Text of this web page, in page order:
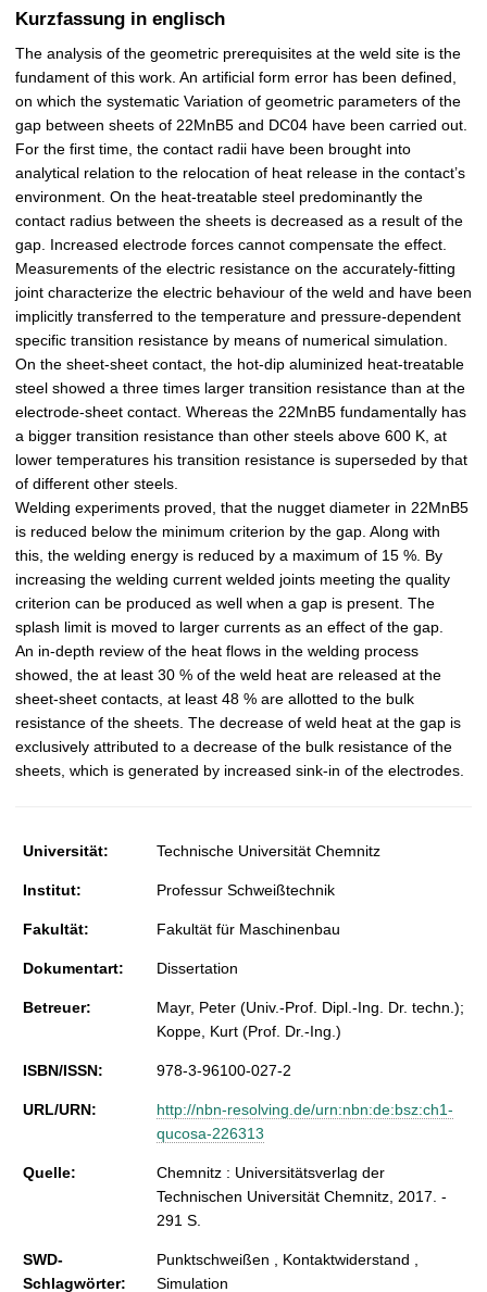
Kurzfassung in englisch
The analysis of the geometric prerequisites at the weld site is the
fundament of this work. An artificial form error has been defined,
on which the systematic Variation of geometric parameters of the
gap between sheets of 22MnB5 and DC04 have been carried out.
For the first time, the contact radii have been brought into
analytical relation to the relocation of heat release in the contact’s
environment. On the heat-treatable steel predominantly the
contact radius between the sheets is decreased as a result of the
gap. Increased electrode forces cannot compensate the effect.
Measurements of the electric resistance on the accurately-fitting
joint characterize the electric behaviour of the weld and have been
implicitly transferred to the temperature and pressure-dependent
specific transition resistance by means of numerical simulation.
On the sheet-sheet contact, the hot-dip aluminized heat-treatable
steel showed a three times larger transition resistance than at the
electrode-sheet contact. Whereas the 22MnB5 fundamentally has
a bigger transition resistance than other steels above 600 K, at
lower temperatures his transition resistance is superseded by that
of different other steels.
Welding experiments proved, that the nugget diameter in 22MnB5
is reduced below the minimum criterion by the gap. Along with
this, the welding energy is reduced by a maximum of 15 %. By
increasing the welding current welded joints meeting the quality
criterion can be produced as well when a gap is present. The
splash limit is moved to larger currents as an effect of the gap.
An in-depth review of the heat flows in the welding process
showed, the at least 30 % of the weld heat are released at the
sheet-sheet contacts, at least 48 % are allotted to the bulk
resistance of the sheets. The decrease of weld heat at the gap is
exclusively attributed to a decrease of the bulk resistance of the
sheets, which is generated by increased sink-in of the electrodes.
Universität: Technische Universität Chemnitz
Institut: Professur Schweißtechnik
Fakultät: Fakultät für Maschinenbau
Dokumentart: Dissertation
Betreuer:
Mayr, Peter (Univ.-Prof. Dipl.-Ing. Dr. techn.);
Koppe, Kurt (Prof. Dr.-Ing.)
ISBN/ISSN: 978-3-96100-027-2
URL/URN:
http://nbn-resolving.de/urn:nbn:de:bsz:ch1-
qucosa-226313
Quelle:
Chemnitz : Universitätsverlag der
Technischen Universität Chemnitz, 2017. -
291 S.
SWD-
Schlagwörter:
Punktschweißen , Kontaktwiderstand ,
Simulation